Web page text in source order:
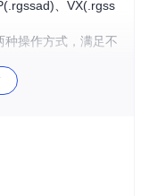
、VX(.rgss
种操作方式，满足不
、Linux和